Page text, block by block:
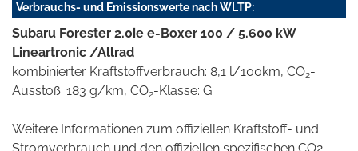
Verbrauchs- und Emissionswerte nach WLTP:
Subaru Forester 2.0ie e-Boxer 100 / 5.600 kW
Lineartronic /Allrad
kombinierter Kraftstoffverbrauch: 8,1 l/100km, CO2-
Ausstoß: 183 g/km, CO2-Klasse: G
Weitere Informationen zum offiziellen Kraftstoff- und